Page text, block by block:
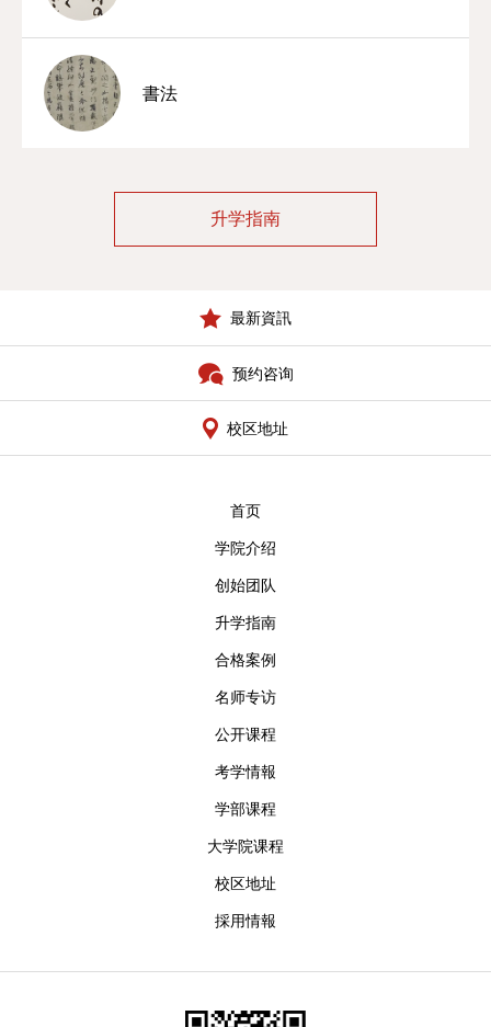
書法
升学指南
最新資訊
预约咨询
校区地址
首页
学院介绍
创始团队
升学指南
合格案例
名师专访
公开课程
考学情報
学部课程
大学院课程
校区地址
採用情報